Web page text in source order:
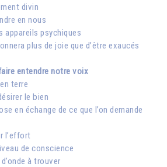
divin
en nous
appareils psychiques
plus de joie que d’être exaucés
entendre notre voix
terre
le bien
en échange de ce que l’on demande
l’effort
de conscience
à trouver